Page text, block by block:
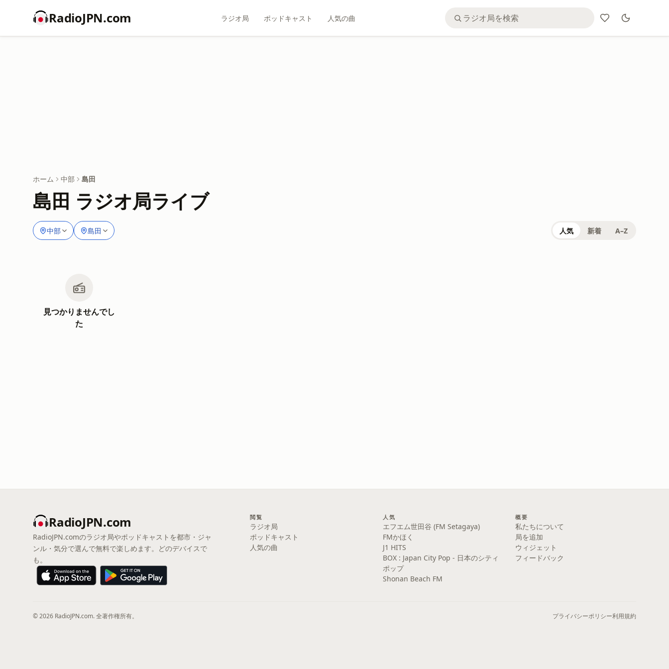
RadioJPN.com ラジオ局 ポッドキャスト 人気の曲
ホーム 中部 島田
島田 ラジオ局ライブ
中部 島田 人気 新着 A–Z
見つかりませんでし
た
RadioJPN.com
RadioJPN.comのラジオ局やポッドキャストを都市・ジャ
ンル・気分で選んで無料で楽しめます。どのデバイスで
も。
閲覧
ラジオ局
ポッドキャスト
人気の曲
人気
エフエム世田谷 (FM Setagaya)
FMかほく
J1 HITS
BOX : Japan City Pop - 日本のシティ
ポップ
Shonan Beach FM
概要
私たちについて
局を追加
ウィジェット
フィードバック
© 2026 RadioJPN.com. 全著作権所有。 プライバシーポリシー利用規約